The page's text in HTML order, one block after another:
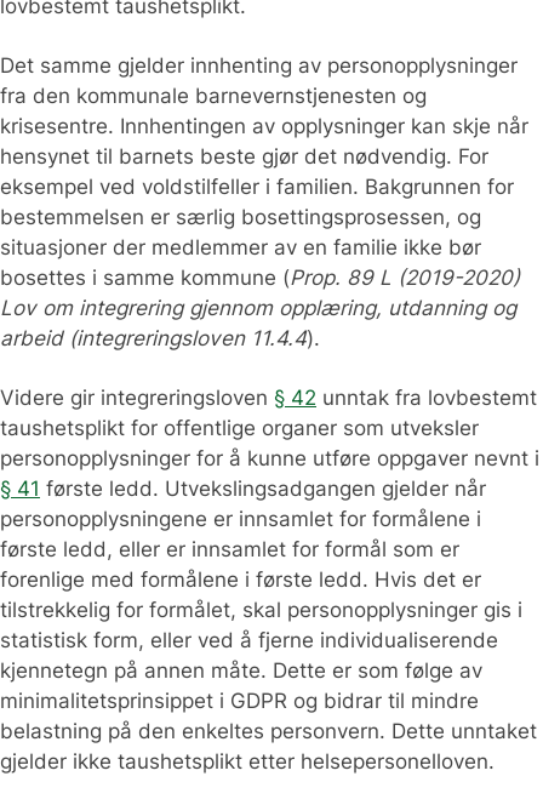
lovbestemt taushetsplikt.
Det samme gjelder innhenting av personopplysninger
fra den kommunale barnevernstjenesten og
krisesentre. Innhentingen av opplysninger kan skje når
hensynet til barnets beste gjør det nødvendig. For
eksempel ved voldstilfeller i familien. Bakgrunnen for
bestemmelsen er særlig bosettingsprosessen, og
situasjoner der medlemmer av en familie ikke bør
bosettes i samme kommune (Prop. 89 L (2019-2020)
Lov om integrering gjennom opplæring, utdanning og
arbeid (integreringsloven 11.4.4).
Videre gir integreringsloven § 42 unntak fra lovbestemt
taushetsplikt for offentlige organer som utveksler
personopplysninger for å kunne utføre oppgaver nevnt i
§ 41 første ledd. Utvekslingsadgangen gjelder når
personopplysningene er innsamlet for formålene i
første ledd, eller er innsamlet for formål som er
forenlige med formålene i første ledd. Hvis det er
tilstrekkelig for formålet, skal personopplysninger gis i
statistisk form, eller ved å fjerne individualiserende
kjennetegn på annen måte. Dette er som følge av
minimalitetsprinsippet i GDPR og bidrar til mindre
belastning på den enkeltes personvern. Dette unntaket
gjelder ikke taushetsplikt etter helsepersonelloven.